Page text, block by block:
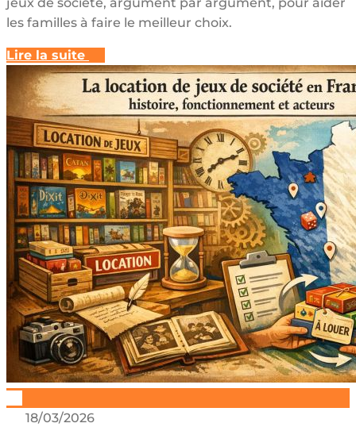
les familles à faire le meilleur choix.
Lire la suite
18/03/2026